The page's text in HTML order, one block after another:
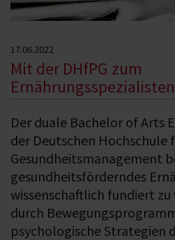
17.06.2022
Mit der DHfPG zum
Ernährungsspezialisten
Der duale Bachelor of Arts
der Deutschen Hochschule
Gesundheitsmanagement
gesundheitsförderndes
wissenschaftlich fundiert
durch
psychologische Strategien